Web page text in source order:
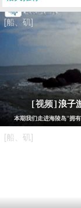
[船、矶]
[视频]浪子
本期我们走进海陵岛“拥
[船、矶]